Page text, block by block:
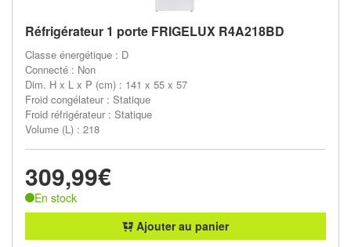
Réfrigérateur 1 porte FRIGELUX R4A218BD
Classe énergétique : D
Connecté : Non
Dim. H x L x P (cm) : 141 x 55 x 57
Froid congélateur : Statique
Froid réfrigérateur : Statique
Volume (L) : 218
309,99€
En stock
Ajouter au panier